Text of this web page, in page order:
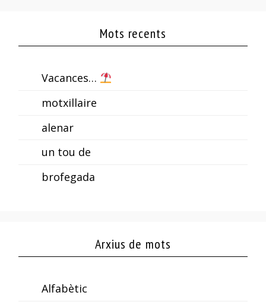
Mots recents
Vacances…
motxillaire
alenar
un tou de
brofegada
Arxius de mots
Alfabètic